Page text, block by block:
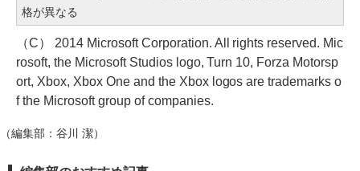
格が異なる
（C） 2014 Microsoft Corporation. All rights reserved. Mic
rosoft, the Microsoft Studios logo, Turn 10, Forza Motorsp
ort, Xbox, Xbox One and the Xbox logos are trademarks o
f the Microsoft group of companies.
（編集部：谷川 潔）